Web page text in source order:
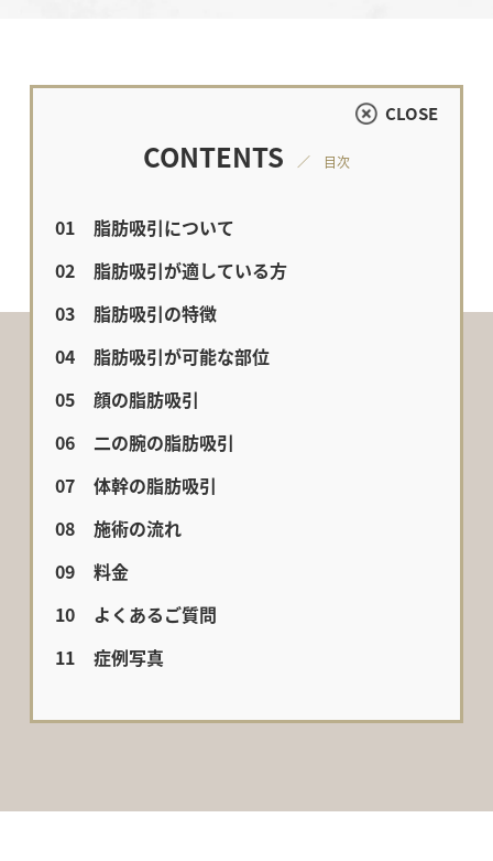
CONTENTS ／ 目次
CLOSE
脂肪吸引について
脂肪吸引が適している方
脂肪吸引の特徴
脂肪吸引が可能な部位
顔の脂肪吸引
二の腕の脂肪吸引
体幹の脂肪吸引
施術の流れ
料金
よくあるご質問
症例写真